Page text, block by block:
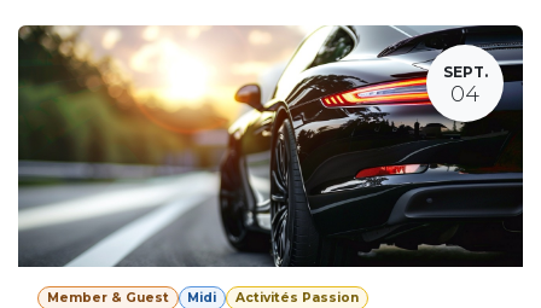
SEPT.
04
Member & Guest Midi Activités Passion